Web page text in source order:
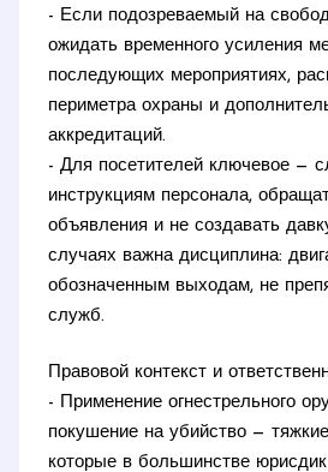
- Если подозреваемый на
ожидать временного усиления
последующих мероприятиях,
периметра охраны и
аккредитаций.
- Для посетителей ключевое —
инструкциям персонала,
объявления и не создавать
случаях важна дисциплина:
обозначенным выходам, не
служб.
Правовой контекст и
- Применение огнестрельного
покушение на убийство —
которые в большинстве